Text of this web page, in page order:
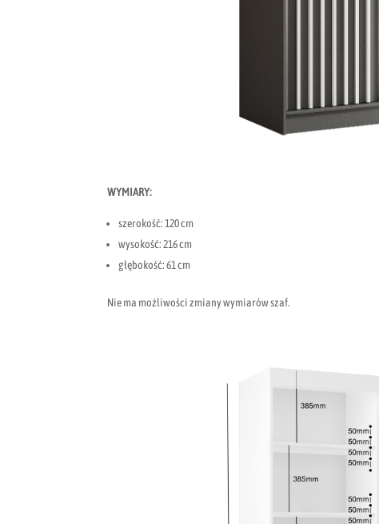
WYMIARY:
szerokość: 120 cm
wysokość: 216 cm
głębokość: 61 cm
Nie ma możliwości zmiany wymiarów szaf.